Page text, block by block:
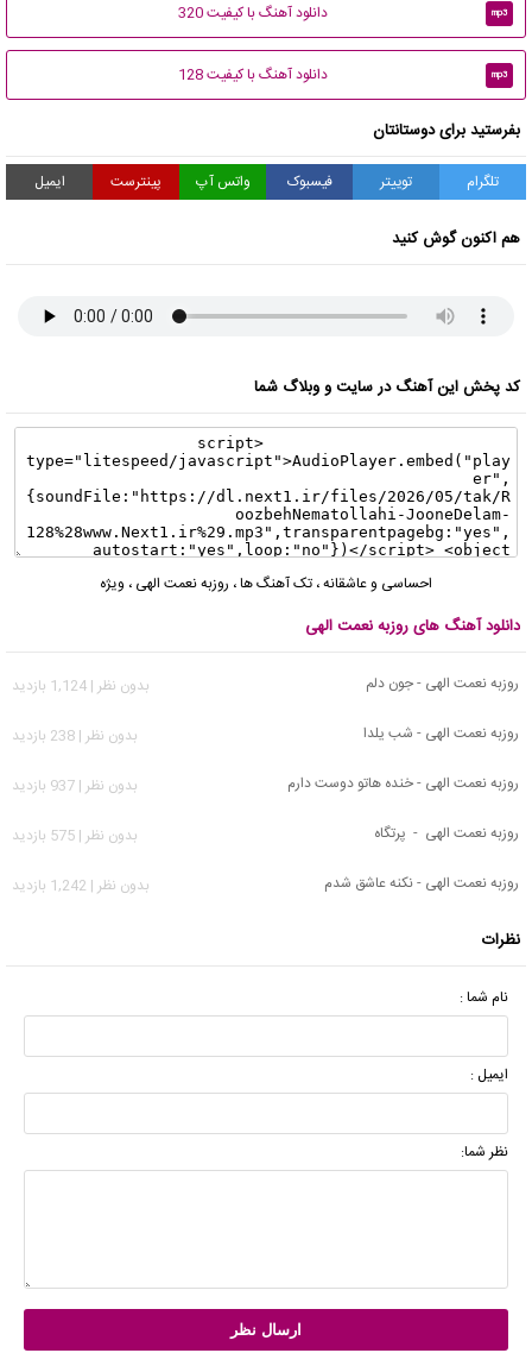
mp3 دانلود آهنگ با کیفیت 320
mp3 دانلود آهنگ با کیفیت 128
بفرستید برای دوستانتان
تلگرام توییتر فیسبوک واتس آپ پینترست ایمیل
هم اکنون گوش کنید
کد پخش این آهنگ در سایت و وبلاگ شما
احساسی و عاشقانه، تک آهنگ ها، روزبه نعمت الهی ، ویژه
دانلود آهنگ های روزبه نعمت الهی
روزبه نعمت الهی - جون دلم
بدون نظر | 1,124 بازدید
روزبه نعمت الهی - ﺷﺐ ﻳﻠﺪا
بدون نظر | 238 بازدید
روزبه نعمت الهی - خنده هاتو دوست دارم
بدون نظر | 937 بازدید
روزبه نعمت الهی - پرتگاه
بدون نظر | 575 بازدید
روزبه نعمت الهی - نکنه عاشق شدم
بدون نظر | 1,242 بازدید
نظرات
نام شما :
ایمیل :
نظر شما: